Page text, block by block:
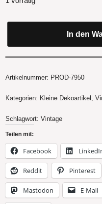
In den
Artikelnummer: PROD-7950
Kategorien: Kleine Dekoartikel ,
Schlagwort:Vintage
Teilen mit:
Facebook
Reddit Pinterest
Mastodon E-Mail